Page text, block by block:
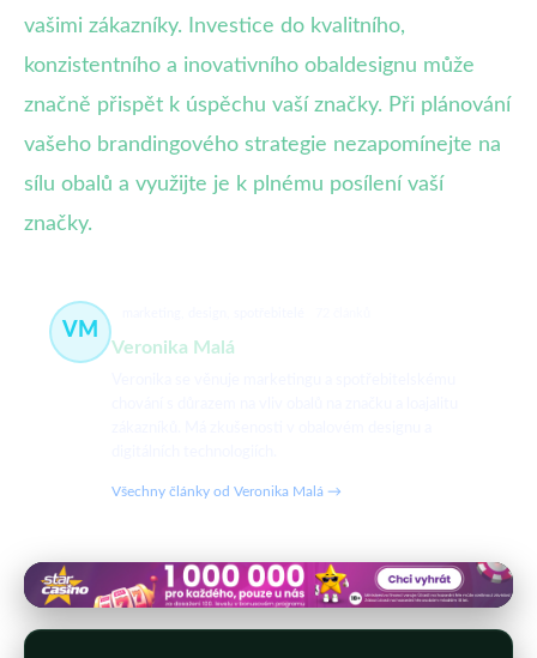
vašimi zákazníky. Investice do kvalitního,
konzistentního a inovativního obaldesignu může
značně přispět k úspěchu vaší značky. Při plánování
vašeho brandingového strategie nezapomínejte na
sílu obalů a využijte je k plnému posílení vaší
značky.
VM
Veronika Malá
Všechny články od Veronika Malá →